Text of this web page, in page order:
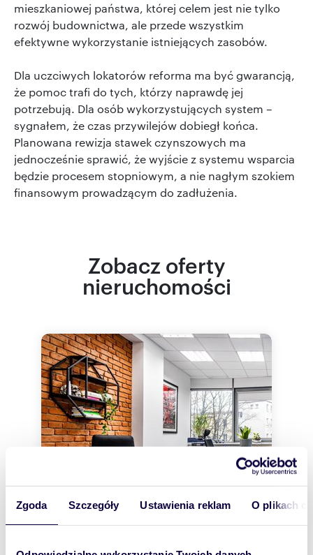
Zgoda Szczegóły Ustawienia reklam O plikach
mieszkaniowej państwa, której celem jest nie tylko
rozwój budownictwa, ale przede wszystkim
efektywne wykorzystanie istniejących zasobów.
Dla uczciwych lokatorów reforma ma być gwarancją,
że pomoc trafi do tych, którzy naprawdę jej
potrzebują. Dla osób wykorzystujących system –
sygnałem, że czas przywilejów dobiegł końca.
Planowana rewizja stawek czynszowych ma
jednocześnie sprawić, że wyjście z systemu wsparcia
będzie procesem stopniowym, a nie nagłym szokiem
finansowym prowadzącym do zadłużenia.
Zobacz oferty
nieruchomości